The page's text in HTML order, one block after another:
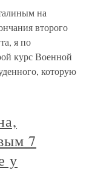
на
второго
я по
курс Военной
которую
7
у